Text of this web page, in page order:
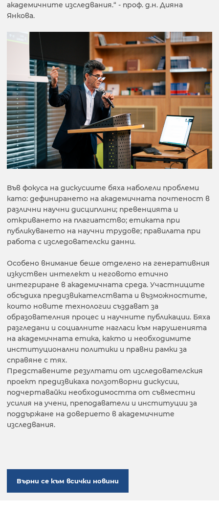
академичните изследвания.“ - проф. д.н. Дияна
Янкова.
Във фокуса на дискусиите бяха наболели проблеми
като: дефинирането на академичната почтеност в
различни научни дисциплини; превенцията и
откриването на плагиатство; етиката при
публикуването на научни трудове; правилата при
работа с изследователски данни.
Особено внимание беше отделено на генеративния
изкуствен интелект и неговото етично
интегриране в академичната среда. Участниците
обсъдиха предизвикателствата и възможностите,
които новите технологии създават за
образователния процес и научните публикации. Бяха
разгледани и социалните нагласи към нарушенията
на академичната етика, както и необходимите
институционални политики и правни рамки за
справяне с тях.
Представените резултати от изследователския
проект предизвикаха ползотворни дискусии,
подчертавайки необходимостта от съвместни
усилия на учени, преподаватели и институции за
поддържане на доверието в академичните
изследвания.
Върни се към всички новини